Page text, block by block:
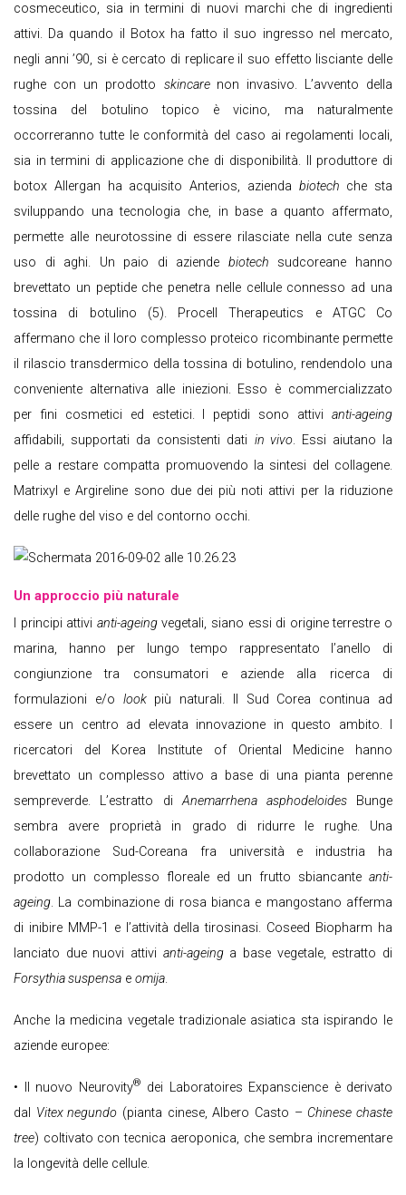
cosmeceutico, sia in termini di nuovi marchi che di ingredienti
attivi. Da quando il Botox ha fatto il suo ingresso nel mercato,
negli anni ’90, si è cercato di replicare il suo effetto lisciante delle
rughe con un prodotto skincare non invasivo. L’avvento della
tossina del botulino topico è vicino, ma naturalmente
occorreranno tutte le conformità del caso ai regolamenti locali,
sia in termini di applicazione che di disponibilità. Il produttore di
botox Allergan ha acquisito Anterios, azienda biotech che sta
sviluppando una tecnologia che, in base a quanto affermato,
permette alle neurotossine di essere rilasciate nella cute senza
uso di aghi. Un paio di aziende biotech sudcoreane hanno
brevettato un peptide che penetra nelle cellule connesso ad una
tossina di botulino (5). Procell Therapeutics e ATGC Co
affermano che il loro complesso proteico ricombinante permette
il rilascio transdermico della tossina di botulino, rendendolo una
conveniente alternativa alle iniezioni. Esso è commercializzato
per fini cosmetici ed estetici. I peptidi sono attivi anti-ageing
affidabili, supportati da consistenti dati in vivo. Essi aiutano la
pelle a restare compatta promuovendo la sintesi del collagene.
Matrixyl e Argireline sono due dei più noti attivi per la riduzione
delle rughe del viso e del contorno occhi.
Un approccio più naturale
I principi attivi anti-ageingvegetali, siano essi di origine terrestre o
marina, hanno per lungo tempo rappresentato l’anello di
congiunzione tra consumatori e aziende alla ricerca di
formulazioni e/o lookpiù naturali. Il Sud Corea continua ad
essere un centro ad elevata innovazione in questo ambito. I
ricercatori del Korea Institute of Oriental Medicine hanno
brevettato un complesso attivo a base di una pianta perenne
sempreverde. L’estratto diAnemarrhena asphodeloidesBunge
sembra avere proprietà in grado di ridurre le rughe. Una
collaborazione Sud-Coreana fra università e industria ha
prodotto un complesso floreale ed un frutto sbiancante anti-
ageing. La combinazione di rosa bianca e mangostano afferma
di inibire MMP-1 e l’attività della tirosinasi. Coseed Biopharm ha
lanciato due nuovi attivi anti-ageinga base vegetale, estratto di
Forsythia suspensa e omija.
Anche la medicina vegetale tradizionale asiatica sta ispirando le
aziende europee:
• Il nuovo Neurovity®
dei Laboratoires Expanscience è derivato
dal Vitex negundo (pianta cinese, Albero Casto – Chinese chaste
tree) coltivato con tecnica aeroponica, che sembra incrementare
la longevità delle cellule.